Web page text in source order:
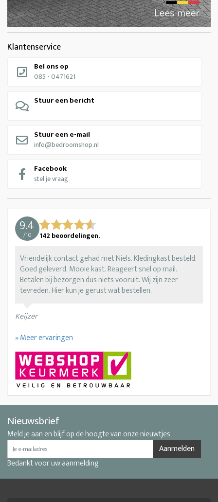
Klantenservice
Bel ons op
085 - 0471621
Stuur een bericht
Stuur een e-mail
info@bedroomshop.nl
Facebook
stel je vraag
9.4
/10 142 beoordelingen.
Vriendelijk contact gehad met Niels. Kledingkast besteld.
Goed geleverd. Mooie kast. Reageert snel op mail.
Betalen bij bezorgen dus niets vooruit. Wij zijn zeer
tevreden. Hier kun je gerust wat bestellen.
Keijzer
» Meer ervaringen
Nieuwsbrief
Meld je aan en blijf op de hoogte van onze nieuwtjes
Aanmelden
Bedankt voor uw aanmelding